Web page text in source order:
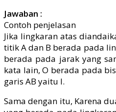
Jawaban :
Contoh penjelasan
Jika lingkaran atas
titik A dan B berada pada
berada pada jarak yang
kata lain, O berada pada
garis AB yaitu l.
Sama dengan itu, Karena